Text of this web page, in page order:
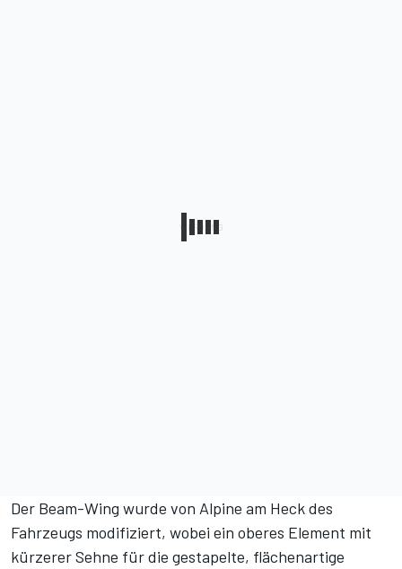
Der Beam-Wing wurde von Alpine am Heck des
Fahrzeugs modifiziert, wobei ein oberes Element mit
kürzerer Sehne für die gestapelte, flächenartige